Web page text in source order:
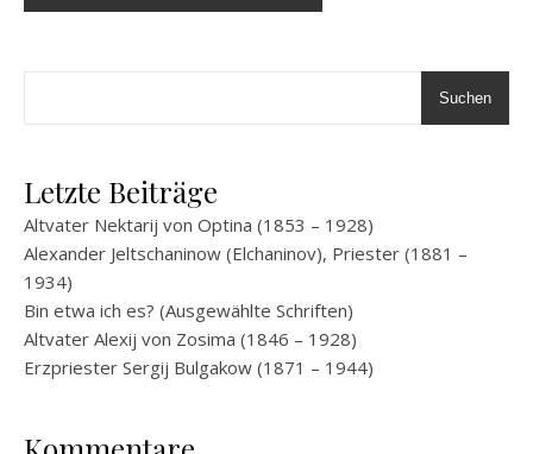
Suchen
Letzte Beiträge
Altvater Nektarij von Optina (1853 – 1928)
Alexander Jeltschaninow (Elchaninov), Priester (1881 –
1934)
Bin etwa ich es? (Ausgewählte Schriften)
Altvater Alexij von Zosima (1846 – 1928)
Erzpriester Sergij Bulgakow (1871 – 1944)